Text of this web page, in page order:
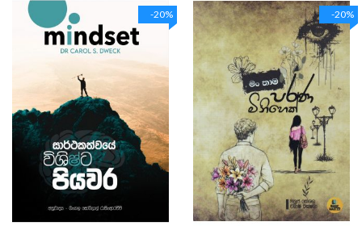
-20% -20%